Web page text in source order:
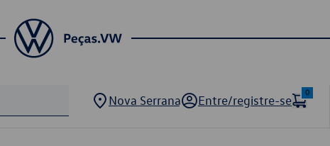
Nova Serrana Entre/registre-se
0